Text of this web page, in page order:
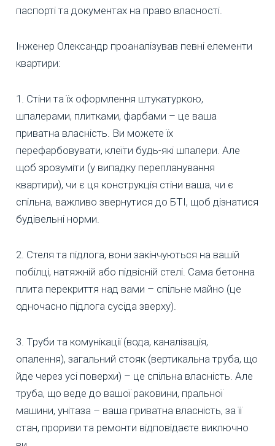
паспорті та документах на право власності.
Інженер Олександр проаналізував певні елементи
квартири:
1. Стіни та їх оформлення штукатуркою,
шпалерами, плитками, фарбами – це ваша
приватна власність. Ви можете їх
перефарбовувати, клеїти будь-які шпалери. Але
щоб зрозуміти (у випадку перепланування
квартири), чи є ця конструкція стіни ваша, чи є
спільна, важливо звернутися до БТІ, щоб дізнатися
будівельні норми.
2. Стеля та підлога, вони закінчуються на вашій
побілці, натяжній або підвісній стелі. Сама бетонна
плита перекриття над вами – спільне майно (це
одночасно підлога сусіда зверху).
3. Труби та комунікації (вода, каналізація,
опалення), загальний стояк (вертикальна труба, що
йде через усі поверхи) – це спільна власність. Але
труба, що веде до вашої раковини, пральної
машини, унітаза – ваша приватна власність, за її
стан, прориви та ремонти відповідаєте виключно